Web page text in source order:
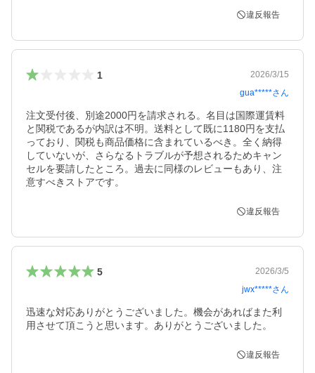
違反報告
1
2026/3/15
gua*****さん
注文受付後、別途2000円を請求される。名目は国際運賃料
と関税であるが内訳は不明。送料として既に1180円を支払
っており、関税も商品価格に含まれているべき。全く納得
していないが、さらなるトラブルが予想されるためキャン
セルを要請したところ。過去に同様のレビューもあり、注
意すべきストアです。
違反報告
5
2026/3/5
jwx*****さん
迅速な対応ありがとうございました。機会があればまた利
用させて頂こうと思います。ありがとうございました。
違反報告